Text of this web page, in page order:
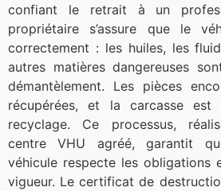
confiant le retrait à un
propriétaire s’assure que le
correctement : les huiles, les
autres matières dangereuses
démantèlement. Les pièces
récupérées, et la carcasse est
recyclage. Ce processus,
centre VHU agréé, garantit
véhicule respecte les obligations
vigueur. Le certificat de